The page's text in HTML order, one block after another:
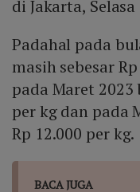
di Jakarta,
Padahal pada
masih sebesar
pada Maret 2023
per kg dan pada
Rp 12.000 per kg.
BACA JUGA